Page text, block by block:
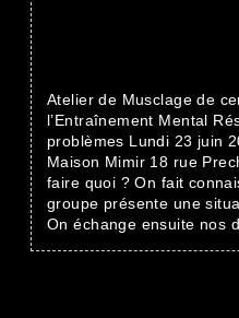
Atelier de Musclage de
l’Entraînement Mental
problèmes Lundi 23 juin
Maison Mimir 18 rue
faire quoi ? On fait
groupe présente une
On échange ensuite nos